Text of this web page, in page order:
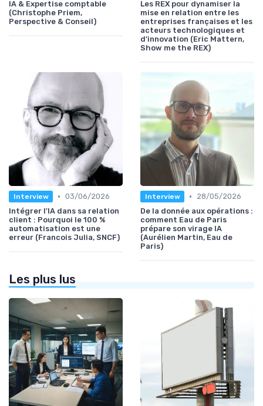
IA & Expertise comptable
(Christophe Priem,
Perspective & Conseil)
Les REX pour dynamiser la
mise en relation entre les
entreprises françaises et les
acteurs technologiques et
d’innovation (Eric Mattern,
Show me the REX)
Interview • 03/06/2026
Intégrer l'IA dans sa relation
client : Pourquoi le 100 %
automatisation est une
erreur (Francois Julia, SNCF)
Interview •
28/05/2026
De la donnée aux opérations :
comment Eau de Paris
prépare son virage IA
(Aurélien Martin, Eau de
Paris)
Les plus lus